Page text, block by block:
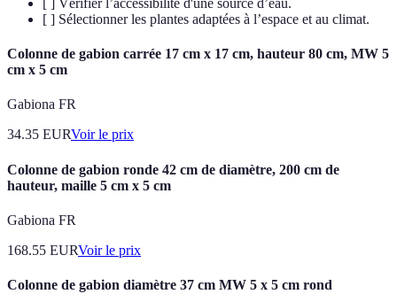
[ ] Vérifier l’accessibilité d'une source d’eau.
[ ] Sélectionner les plantes adaptées à l’espace et au climat.
Colonne de gabion carrée 17 cm x 17 cm, hauteur 80 cm, MW 5
cm x 5 cm
Gabiona FR
34.35 EURVoir le prix
Colonne de gabion ronde 42 cm de diamètre, 200 cm de
hauteur, maille 5 cm x 5 cm
Gabiona FR
168.55 EURVoir le prix
Colonne de gabion diamètre 37 cm MW 5 x 5 cm rond